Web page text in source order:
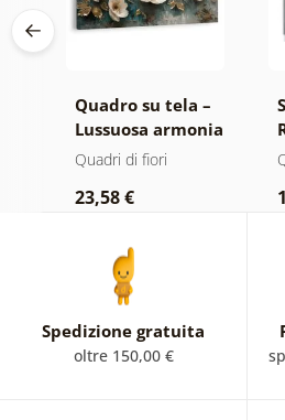
Quadro su tela –
Lussuosa armonia
floreale
Quadri di fiori
23,58 €
Spedizione gratuita
oltre 150,00 €